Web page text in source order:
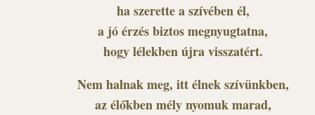
ha szerette a szívében él,
a jó érzés biztos megnyugtatna,
hogy lélekben újra visszatért.
Nem halnak meg, itt élnek szívünkben,
az élőkben mély nyomuk marad,